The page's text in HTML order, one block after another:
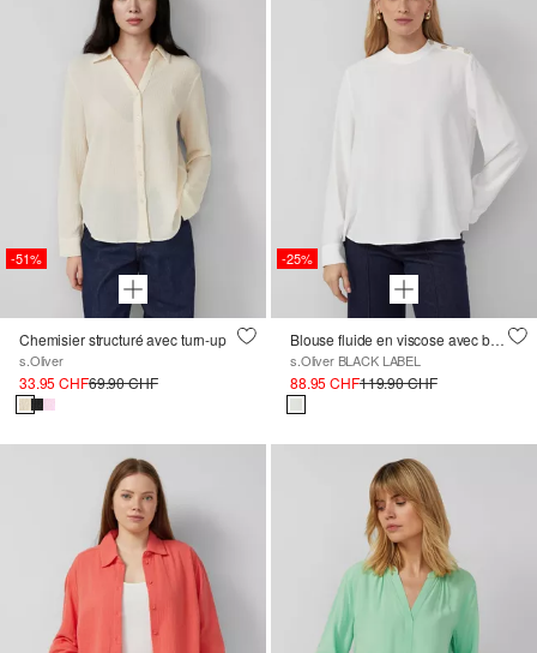
-51%
Chemisier structuré avec turn-up
s.Oliver
33.95 CHF69.90 CHF
-25%
Blouse fluide en viscose avec boutons latéraux
s.Oliver BLACK LABEL
88.95 CHF119.90 CHF